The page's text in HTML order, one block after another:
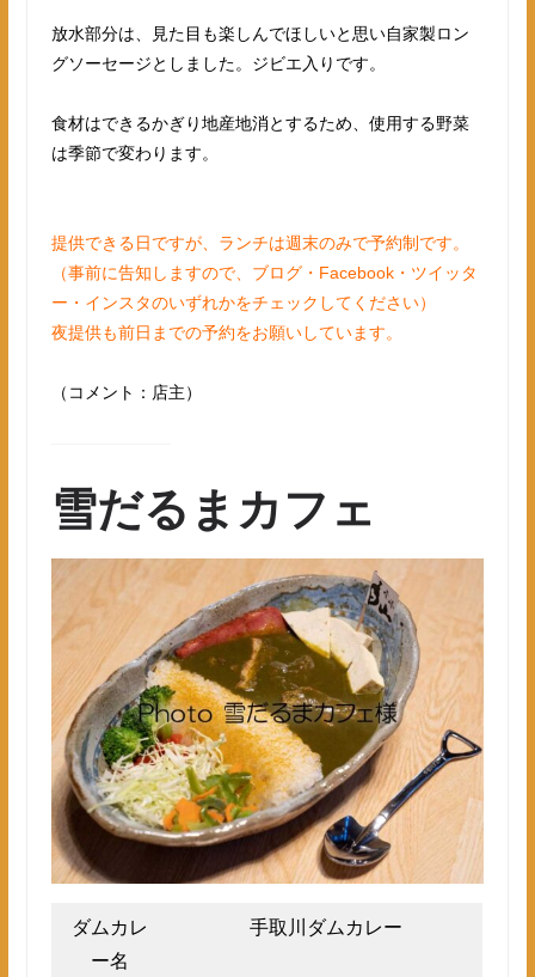
放水部分は、見た目も楽しんでほしいと思い自家製ロン
グソーセージとしました。ジビエ入りです。
食材はできるかぎり地産地消とするため、使用する野菜
は季節で変わります。
提供できる日ですが、ランチは週末のみで予約制です。
（事前に告知しますので、ブログ・Facebook・ツイッタ
ー・インスタのいずれかをチェックしてください）
夜提供も前日までの予約をお願いしています。
（コメント：店主）
雪だるまカフェ
ダムカレ
ー名
手取川ダムカレー